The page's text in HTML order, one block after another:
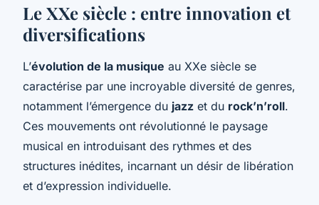
Le XXe siècle : entre innovation et
diversifications
L’évolution de la musique au XXe siècle se
caractérise par une incroyable diversité de genres,
notamment l’émergence du jazz et du rock’n’roll.
Ces mouvements ont révolutionné le paysage
musical en introduisant des rythmes et des
structures inédites, incarnant un désir de libération
et d’expression individuelle.